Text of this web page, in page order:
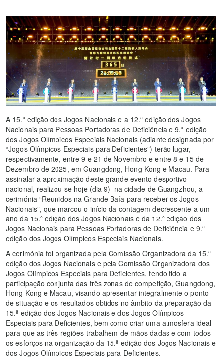
A 15.ª edição dos Jogos Nacionais e a 12.ª edição dos Jogos
Nacionais para Pessoas Portadoras de Deficiência e 9.ª edição
dos Jogos Olímpicos Especiais Nacionais (adiante designada por
“Jogos Olímpicos Especiais para Deficientes”) terão lugar,
respectivamente, entre 9 e 21 de Novembro e entre 8 e 15 de
Dezembro de 2025, em Guangdong, Hong Kong e Macau. Para
assinalar a aproximação deste grande evento desportivo
nacional, realizou-se hoje (dia 9), na cidade de Guangzhou, a
cerimónia “Reunidos na Grande Baía para receber os Jogos
Nacionais”, que marcou o início da contagem decrescente a um
ano da 15.ª edição dos Jogos Nacionais e da 12.ª edição dos
Jogos Nacionais para Pessoas Portadoras de Deficiência e 9.ª
edição dos Jogos Olímpicos Especiais Nacionais.
A cerimónia foi organizada pela Comissão Organizadora da 15.ª
edição dos Jogos Nacionais e pela Comissão Organizadora dos
Jogos Olímpicos Especiais para Deficientes, tendo tido a
participação conjunta das três zonas de competição, Guangdong,
Hong Kong e Macau, visando apresentar integralmente o ponto
de situação e os resultados obtidos no âmbito da preparação da
15.ª edição dos Jogos Nacionais e dos Jogos Olímpicos
Especiais para Deficientes, bem como criar uma atmosfera ideal
para que as três regiões trabalhem de mãos dadas e com todos
os esforços na organização da 15.ª edição dos Jogos Nacionais e
dos Jogos Olímpicos Especiais para Deficientes.